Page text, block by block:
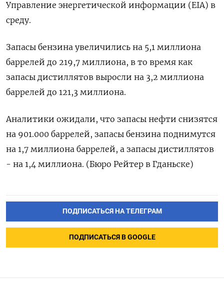
Управление энергетической информации (EIA) в
среду.
Запасы бензина увеличились на 5,1 миллиона
баррелей до 219,7 миллиона, в то время как
запасы дистиллятов выросли на 3,2 миллиона
баррелей до 121,3 миллиона.
Аналитики ожидали, что запасы нефти снизятся
на 901.000 баррелей, запасы бензина поднимутся
на 1,7 миллиона баррелей, а запасы дистиллятов
- на 1,4 миллиона. (Бюро Рейтер в Гданьске)
ПОДПИСАТЬСЯ НА ТЕЛЕГРАМ
ПОДПИСАТЬСЯ В GOOGLE